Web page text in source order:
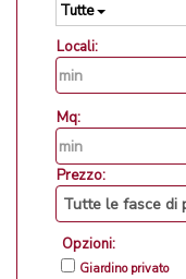
Tutte
Locali:
Mq:
Prezzo:
Opzioni:
Giardino privato